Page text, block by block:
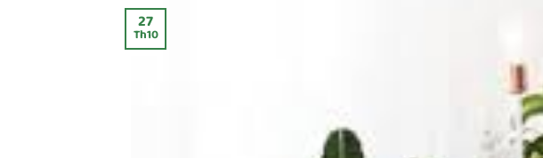
27
Th10